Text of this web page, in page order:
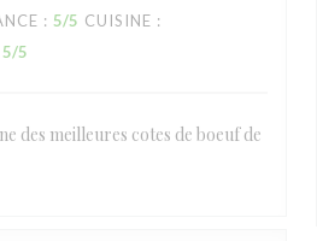
: 5/5 CUISINE :
5/5
des meilleures cotes de boeuf de